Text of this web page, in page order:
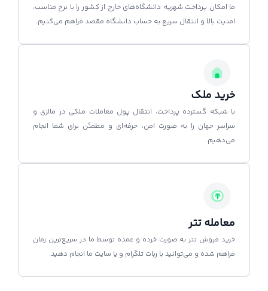
ما امکان پرداخت شهریه دانشگاه‌های خارج از کشور را با نرخ مناسب،
امنیت بالا و انتقال سریع به حساب دانشگاه مقصد فراهم می‌کنیم.
خرید ملک
با شبکه گسترده پرداخت، انتقال پول معاملات ملکی در مالزی و
سراسر جهان را به صورت امن، حرفه‌ای و مطمئن برای شما انجام
می‌دهیم.
معامله تتر
خرید فروش تتر به صورت خرده و عمده توسط ما در سریع‌ترین زمان
فراهم شده و می‌توانید با ربات تلگرام و یا سایت ما انجام دهید.